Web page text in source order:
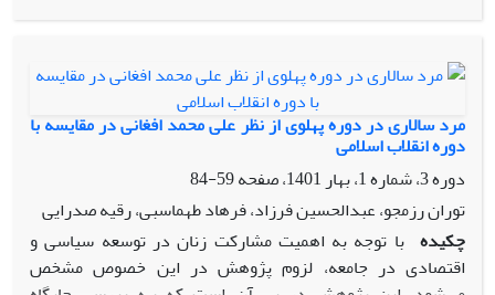
فرهنگی و اجتماعی زنان می پردازد و در آگاهی زنان و حمایت از
حقوق و آزادی آنان اشعاری می سراید. بهار با نگرشی متأثر از
فرهنگ سنتی، نسبت به موضوع زن و عشق نگاه مثبتی ندارد ،
ولی زن را در جایگاه مادر می ستاید و برای او مقامی شایسته و
درخور قائل است. زن در دوره انقلاب اسلامی در اجتماع، حضوری
فعال دارد و علاوه بر شرکت در مبارزات علیه طاغوت پس از آن هم
در مسائل سیاسی و اجتماعی تأثیر گذار بوده است. او از لحاظ برخی
شاخص های کیفی و معنوی، وضعیتش تا حدودی بهبود می یابد. در
این مقاله سعی شده است به روش توصیفی – تحلیلی، سیمای زن در
مرد سالاری در دوره پهلوی از نظر علی محمد افغانی در مقایسه با
دوره انقلاب اسلامی
دوره 3، شماره 1، بهار 1401، صفحه
59-84
توران رزمجو، عبدالحسین فرزاد، فرهاد طهماسبی، رقیه صدرایی
چکیده با توجه به اهمیت مشارکت زنان در توسعه سیاسی و
اقتصادی در جامعه، لزوم پژوهش در این خصوص مشخص